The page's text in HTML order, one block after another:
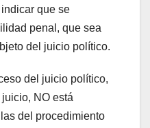
que se
penal, que sea
del juicio político.
del juicio político,
NO está
del procedimiento